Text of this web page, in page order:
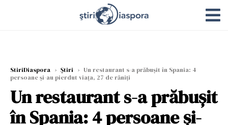
StiriDiaspora › Știri › Un restaurant s-a prăbușit în Spania: 4
persoane și-au pierdut viața, 27 de răniți
Un restaurant s-a prăbușit
în Spania: 4 persoane și-